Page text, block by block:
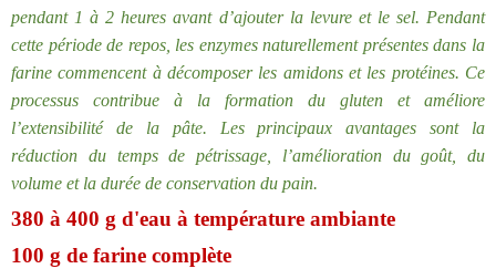
pendant 1 à 2 heures avant d’ajouter la levure et le sel. Pendant
cette période de repos, les enzymes naturellement présentes dans la
farine commencent à décomposer les amidons et les protéines. Ce
processus contribue à la formation du gluten et améliore
l’extensibilité de la pâte. Les principaux avantages sont la
réduction du temps de pétrissage, l’amélioration du goût, du
volume et la durée de conservation du pain.
380 à 400 g d'eau à température ambiante
100 g de farine complète